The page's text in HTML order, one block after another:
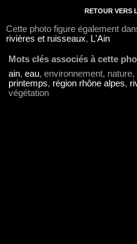
RETOUR VERS
Cette photo figure également
rivières et ruisseaux, L'Ain
Mots clés associés à cette
ain, eau, environnement, nature,
printemps, région rhône alpes,
végétation